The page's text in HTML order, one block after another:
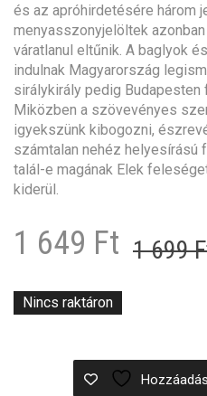
és az apróhirdetésére három
menyasszonyjelöltek
váratlanul eltűnik. A baglyok
indulnak Magyarország
sirálykirály pedig Budapesten
Miközben a szövevényes
igyekszünk kibogozni,
számtalan nehéz helyesírású
talál-e magának Elek
kiderül.
1 699
1 649 Ft
Nincs raktáron